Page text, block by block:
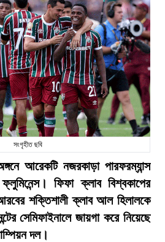
সংগৃহীত ছবি
আরেকটি নজরকাড়া পারফরম্যান্স
ফিফা ক্লাব বিশ্বকাপের
শক্তিশালী ক্লাব আল হিলালকে
সেমিফাইনালে জায়গা করে নিয়েছে
দল।